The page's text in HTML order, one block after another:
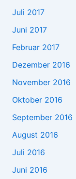
Juli 2017
Juni 2017
Februar 2017
Dezember 2016
November 2016
Oktober 2016
September 2016
August 2016
Juli 2016
Juni 2016